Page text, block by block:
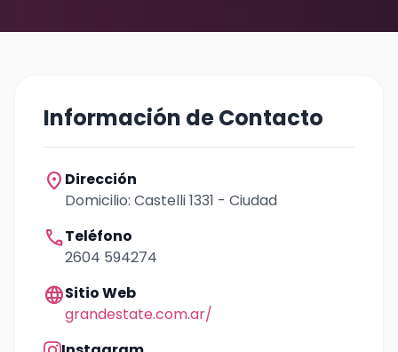
Información de Contacto
location_on Dirección
Domicilio: Castelli 1331 - Ciudad
callTeléfono
2604 594274
languageSitio Web
grandestate.com.ar/